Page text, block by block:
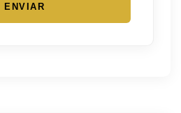
ENVIAR